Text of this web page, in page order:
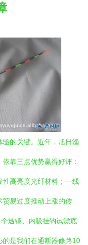
的关键。近年，旭日渔
靠三点优势赢得好评：
性高亮度光纤材料；一线
贸易过度推动上涨的传
透镜、内吸挂钩试漂底
的是我们在通断器修路10